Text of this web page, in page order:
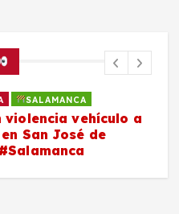
SALAMANCA
violencia vehículo a
San José de